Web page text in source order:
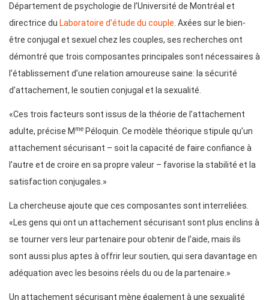
Département de psychologie de l’Université de Montréal et
directrice du Laboratoire d’étude du couple. Axées sur le bien-
être conjugal et sexuel chez les couples, ses recherches ont
démontré que trois composantes principales sont nécessaires à
l’établissement d’une relation amoureuse saine: la sécurité
d’attachement, le soutien conjugal et la sexualité.
«Ces trois facteurs sont issus de la théorie de l’attachement
adulte, précise M me Péloquin. Ce modèle théorique stipule qu’un
attachement sécurisant – soit la capacité de faire confiance à
l’autre et de croire en sa propre valeur – favorise la stabilité et la
satisfaction conjugales.»
La chercheuse ajoute que ces composantes sont interreliées.
«Les gens qui ont un attachement sécurisant sont plus enclins à
se tourner vers leur partenaire pour obtenir de l’aide, mais ils
sont aussi plus aptes à offrir leur soutien, qui sera davantage en
adéquation avec les besoins réels du ou de la partenaire.»
Un attachement sécurisant mène également à une sexualité